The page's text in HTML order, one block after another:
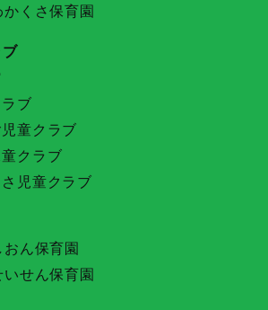
かくさ保育園
ブ
童クラブ
クラブ
児童クラブ
おん保育園
いせん保育園